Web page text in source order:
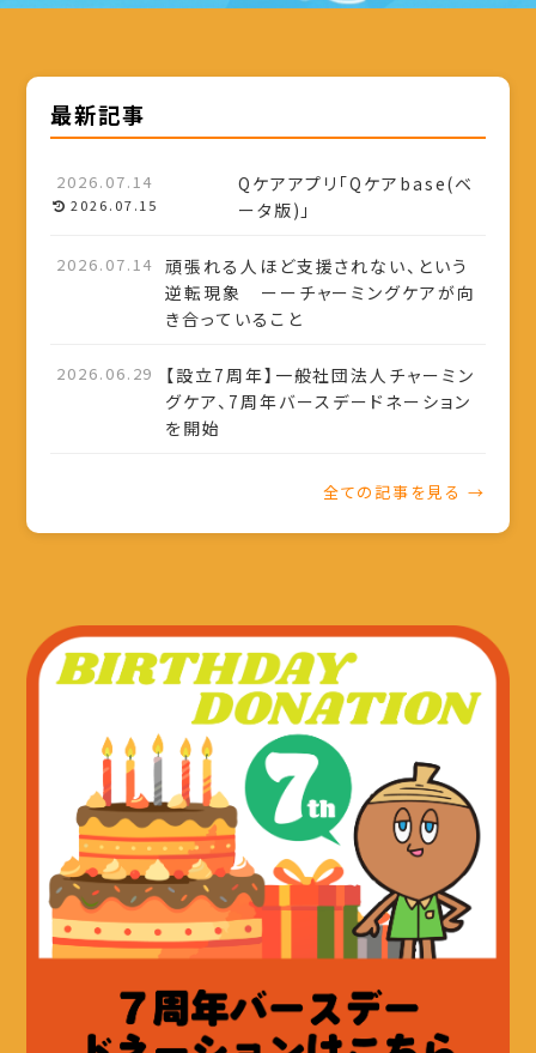
最新記事
Qケアアプリ「Qケアbase(ベ
ータ版)」
2026.07.14
2026.07.15
頑張れる人ほど支援されない、という
逆転現象 ーーチャーミングケアが向
き合っていること
2026.07.14
【設立7周年】一般社団法人チャーミン
グケア、7周年バースデードネーション
を開始
2026.06.29
全ての記事を見る →